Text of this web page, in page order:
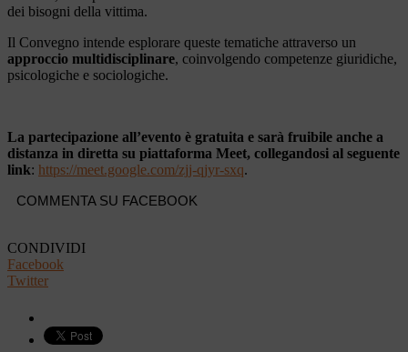
dei bisogni della vittima.
Il Convegno intende esplorare queste tematiche attraverso un
approccio multidisciplinare, coinvolgendo competenze giuridiche,
psicologiche e sociologiche.
La partecipazione all’evento è gratuita e sarà fruibile anche a
distanza in diretta su piattaforma Meet, collegandosi al seguente
link: https://meet.google.com/zjj-qjyr-sxq.
COMMENTA SU FACEBOOK
CONDIVIDI
Facebook
Twitter